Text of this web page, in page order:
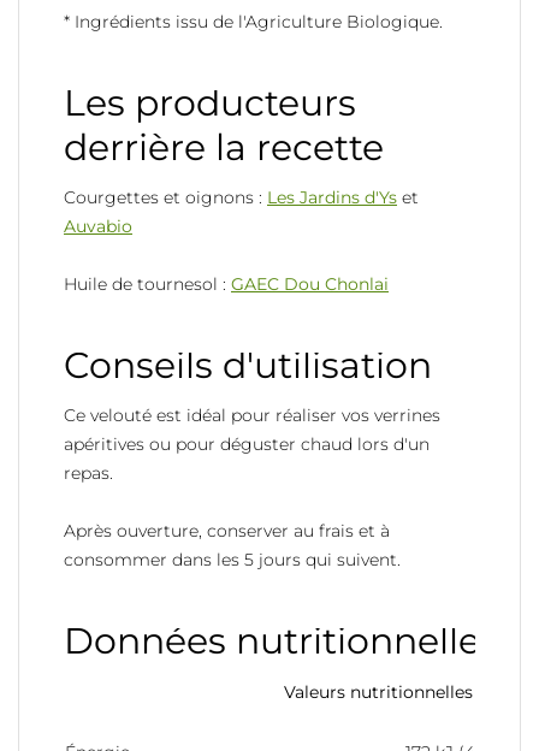
* Ingrédients issu de l'Agriculture Biologique.
Les producteurs
derrière la recette
Courgettes et oignons : Les Jardins d'Ys et
Auvabio
Huile de tournesol : GAEC Dou Chonlai
Conseils d'utilisation
Ce velouté est idéal pour réaliser vos verrines
apéritives ou pour déguster chaud lors d'un
repas.
Après ouverture, conserver au frais et à
consommer dans les 5 jours qui suivent.
Données nutritionnelles
Valeurs nutritionnelles pour